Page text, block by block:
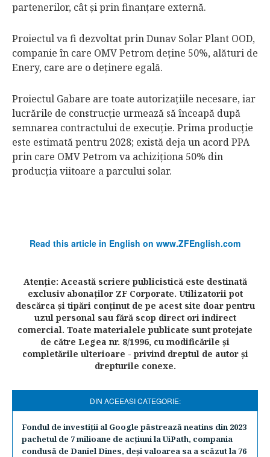
partenerilor, cât şi prin finanţare externă.
Proiectul va fi dezvoltat prin Dunav Solar Plant OOD,
companie în care OMV Petrom deţine 50%, alături de
Enery, care are o deţinere egală.
Proiectul Gabare are toate autorizaţiile necesare, iar
lucrările de construcţie urmează să înceapă după
semnarea contractului de execuţie. Prima producţie
este estimată pentru 2028; există deja un acord PPA
prin care OMV Petrom va achiziţiona 50% din
producţia viitoare a parcului solar.
Read this article in English on www.ZFEnglish.com
Atenţie: Această scriere publicistică este destinată
exclusiv abonaţilor ZF Corporate. Utilizatorii pot
descărca şi tipări conţinut de pe acest site doar pentru
uzul personal sau fără scop direct ori indirect
comercial. Toate materialele publicate sunt protejate
de către Legea nr. 8/1996, cu modificările şi
completările ulterioare - privind dreptul de autor şi
drepturile conexe.
DIN ACEEASI CATEGORIE:
Fondul de investiţii al Google păstrează neatins din 2023
pachetul de 7 milioane de acţiuni la UiPath, compania
condusă de Daniel Dines, deşi valoarea sa a scăzut la 76